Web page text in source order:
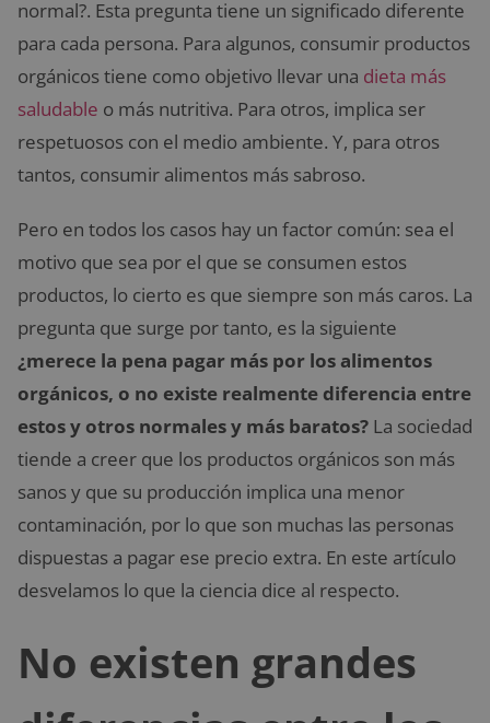
normal?. Esta pregunta tiene un significado diferente
para cada persona. Para algunos, consumir productos
orgánicos tiene como objetivo llevar una dieta más
saludable o más nutritiva. Para otros, implica ser
respetuosos con el medio ambiente. Y, para otros
tantos, consumir alimentos más sabroso.
Pero en todos los casos hay un factor común: sea el
motivo que sea por el que se consumen estos
productos, lo cierto es que siempre son más caros. La
pregunta que surge por tanto, es la siguiente
¿merece la pena pagar más por los alimentos
orgánicos, o no existe realmente diferencia entre
estos y otros normales y más baratos? La sociedad
tiende a creer que los productos orgánicos son más
sanos y que su producción implica una menor
contaminación, por lo que son muchas las personas
dispuestas a pagar ese precio extra. En este artículo
desvelamos lo que la ciencia dice al respecto.
No existen grandes